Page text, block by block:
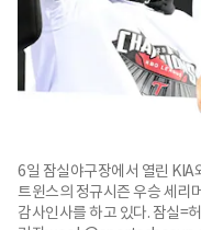
6일 잠실야구장에서 열린 KIA
트윈스의 정규시즌 우승 세리
감사인사를 하고 있다. 잠실=